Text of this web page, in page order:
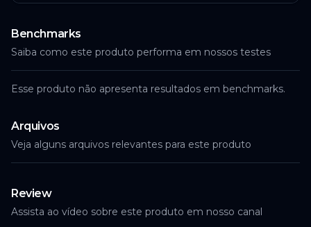
Benchmarks
Saiba como este produto performa em nossos testes
Esse produto não apresenta resultados em benchmarks.
Arquivos
Veja alguns arquivos relevantes para este produto
Review
Assista ao vídeo sobre este produto em nosso canal